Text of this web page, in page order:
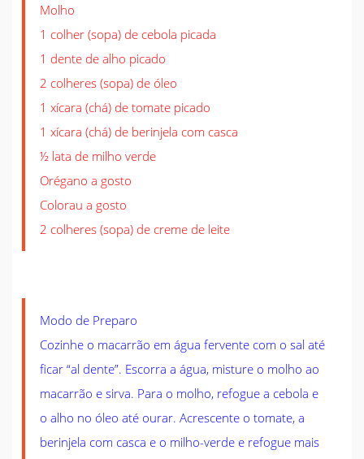
Molho
1 colher (sopa) de cebola picada
1 dente de alho picado
2 colheres (sopa) de óleo
1 xícara (chá) de tomate picado
1 xícara (chá) de berinjela com casca
½ lata de milho verde
Orégano a gosto
Colorau a gosto
2 colheres (sopa) de creme de leite
Modo de Preparo
Cozinhe o macarrão em água fervente com o sal até
ficar “al dente”. Escorra a água, misture o molho ao
macarrão e sirva. Para o molho, refogue a cebola e
o alho no óleo até ourar. Acrescente o tomate, a
berinjela com casca e o milho-verde e refogue mais